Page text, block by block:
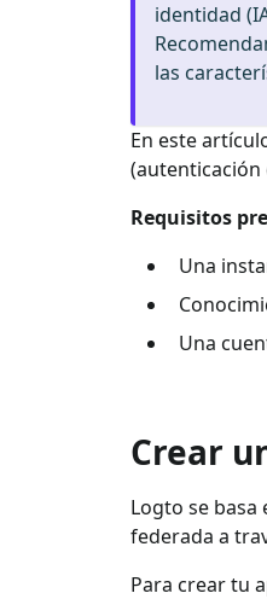
identidad
las
En este
(autenticación
Requisitos
Una
Una
Crear
Logto se basa
federada a
Para crear tu